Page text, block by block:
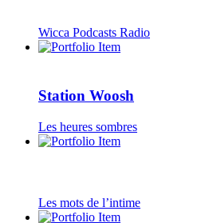
Wicca Podcasts Radio
Station Woosh
Les heures sombres
Les mots de l’intime